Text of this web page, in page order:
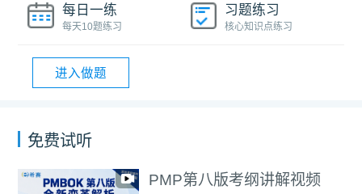
每日一练
每天10题练习
习题练习
核心知识点练习
进入做题
免费试听
PMP第八版考纲讲解视频